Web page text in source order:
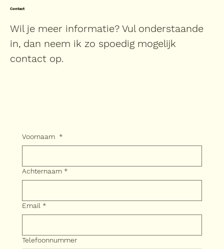
Contact
Wil je meer informatie? Vul onderstaande
in, dan neem ik zo spoedig mogelijk
contact op.
Voornaam *
Achternaam *
Email *
Telefoonnummer